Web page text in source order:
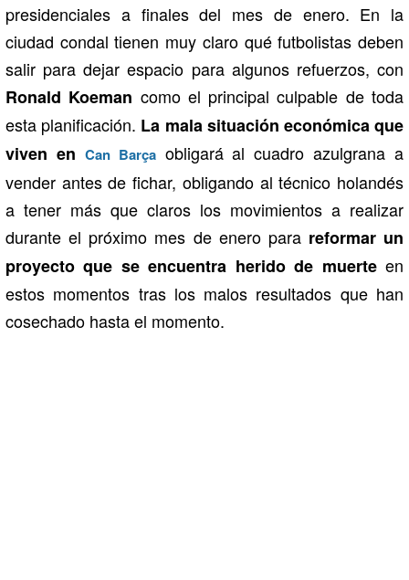
presidenciales a finales del mes de enero. En la
ciudad condal tienen muy claro qué futbolistas deben
salir para dejar espacio para algunos refuerzos, con
Ronald Koeman como el principal culpable de toda
esta planificación. La mala situación económica que
viven en Can Barçaobligará al cuadro azulgrana a
vender antes de fichar, obligando al técnico holandés
a tener más que claros los movimientos a realizar
durante el próximo mes de enero para reformar un
proyecto que se encuentra herido de muerteen
estos momentos tras los malos resultados que han
cosechado hasta el momento.